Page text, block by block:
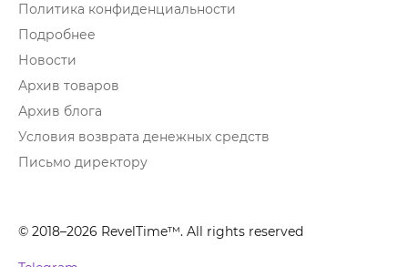
Политика конфиденциальности
Подробнее
Новости
Архив товаров
Архив блога
Условия возврата денежных средств
Письмо директору
© 2018–2026 RevelTime™. All rights reserved